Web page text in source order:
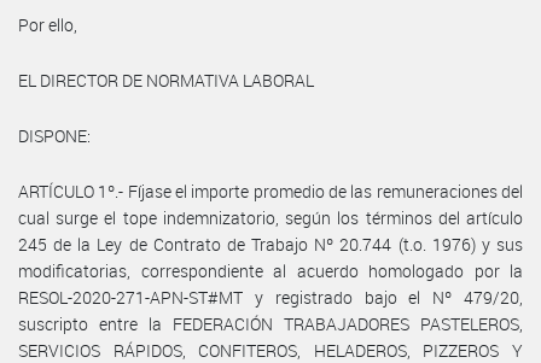
Por ello,
EL DIRECTOR DE NORMATIVA LABORAL
DISPONE:
ARTÍCULO 1º.- Fíjase el importe promedio de las remuneraciones del
cual surge el tope indemnizatorio, según los términos del artículo
245 de la Ley de Contrato de Trabajo Nº 20.744 (t.o. 1976) y sus
modificatorias, correspondiente al acuerdo homologado por la
RESOL-2020-271-APN-ST#MT y registrado bajo el Nº 479/20,
suscripto entre la FEDERACIÓN TRABAJADORES PASTELEROS,
SERVICIOS RÁPIDOS, CONFITEROS, HELADEROS, PIZZEROS Y